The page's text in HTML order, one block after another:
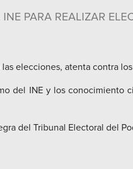
INE PARA REALIZAR
las elecciones, atenta contra
del INE y los conocimiento
del Tribunal Electoral del